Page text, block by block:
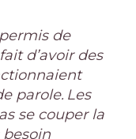
de
d’avoir des
parole. Les
se couper la
besoin